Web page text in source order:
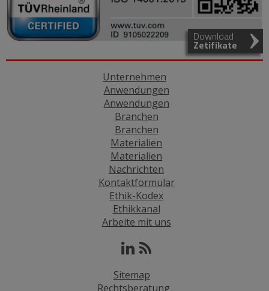
Download
Zetifikate
Unternehmen
Anwendungen
Anwendungen
Branchen
Branchen
Materialien
Materialien
Nachrichten
Kontaktformular
Ethik-Kodex
Ethikkanal
Arbeite mit uns
Sitemap
Rechtsberatung